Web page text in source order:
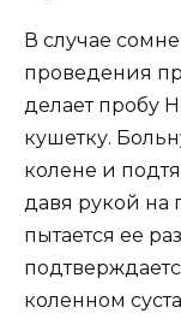
В случае
проведения
делает пробу
кушетку.
колене и
давя рукой
пытается ее
коленном